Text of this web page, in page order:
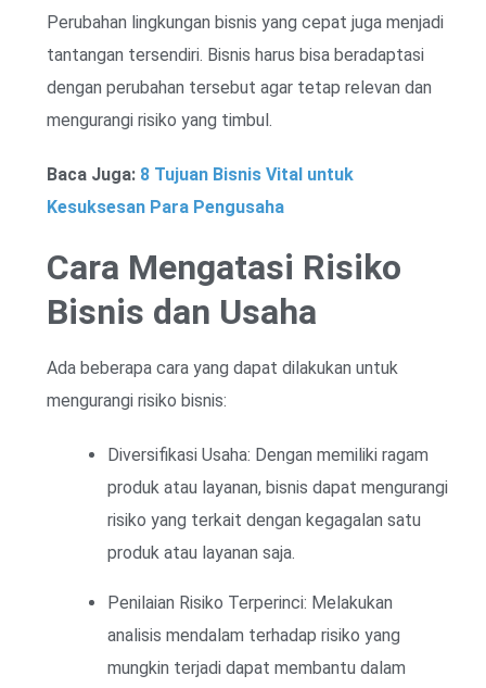
Perubahan lingkungan bisnis yang cepat juga menjadi
tantangan tersendiri. Bisnis harus bisa beradaptasi
dengan perubahan tersebut agar tetap relevan dan
mengurangi risiko yang timbul.
Baca Juga: 8 Tujuan Bisnis Vital untuk
Kesuksesan Para Pengusaha
Cara Mengatasi Risiko
Bisnis dan Usaha
Ada beberapa cara yang dapat dilakukan untuk
mengurangi risiko bisnis:
Diversifikasi Usaha: Dengan memiliki ragam
produk atau layanan, bisnis dapat mengurangi
risiko yang terkait dengan kegagalan satu
produk atau layanan saja.
Penilaian Risiko Terperinci: Melakukan
analisis mendalam terhadap risiko yang
mungkin terjadi dapat membantu dalam